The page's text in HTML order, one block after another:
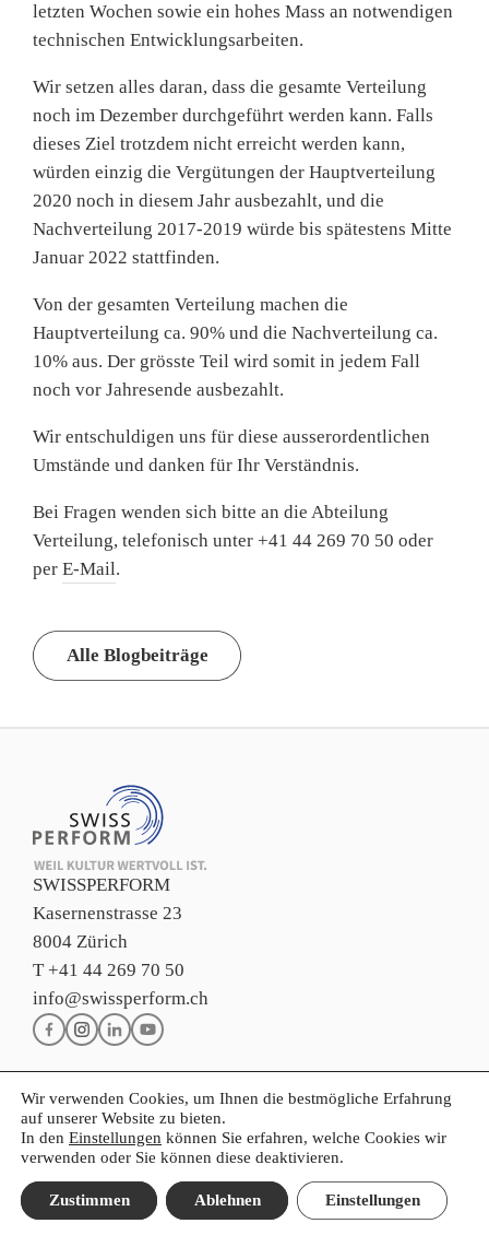
letzten Wochen sowie ein hohes Mass an notwendigen
technischen Entwicklungsarbeiten.
Wir setzen alles daran, dass die gesamte Verteilung
noch im Dezember durchgeführt werden kann. Falls
dieses Ziel trotzdem nicht erreicht werden kann,
würden einzig die Vergütungen der Hauptverteilung
2020 noch in diesem Jahr ausbezahlt, und die
Nachverteilung 2017-2019 würde bis spätestens Mitte
Januar 2022 stattfinden.
Von der gesamten Verteilung machen die
Hauptverteilung ca. 90% und die Nachverteilung ca.
10% aus. Der grösste Teil wird somit in jedem Fall
noch vor Jahresende ausbezahlt.
Wir entschuldigen uns für diese ausserordentlichen
Umstände und danken für Ihr Verständnis.
Bei Fragen wenden sich bitte an die Abteilung
Verteilung, telefonisch unter +41 44 269 70 50 oder
per E-Mail.
Alle Blogbeiträge
SWISSPERFORM
Kasernenstrasse 23
8004 Zürich
T +41 44 269 70 50
info@swissperform.ch
Impressum
Datenschutzerklärung
FRITEN
Wir verwenden Cookies, um Ihnen die bestmögliche Erfahrung
auf unserer Website zu bieten.
In den Einstellungen können Sie erfahren, welche Cookies wir
verwenden oder Sie können diese deaktivieren.
Zustimmen Ablehnen Einstellungen